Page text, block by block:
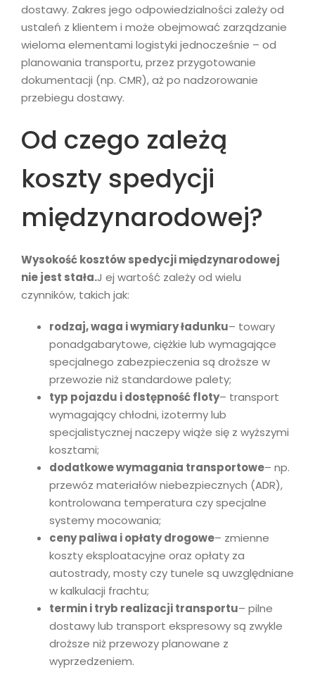
dostawy. Zakres jego odpowiedzialności zależy od
ustaleń z klientem i może obejmować zarządzanie
wieloma elementami logistyki jednocześnie – od
planowania transportu, przez przygotowanie
dokumentacji (np. CMR), aż po nadzorowanie
przebiegu dostawy.
Od czego zależą
koszty spedycji
międzynarodowej?
Wysokość kosztów spedycji międzynarodowej
nie jest stała.J ej wartość zależy od wielu
czynników, takich jak:
rodzaj, waga i wymiary ładunku– towary
ponadgabarytowe, ciężkie lub wymagające
specjalnego zabezpieczenia są droższe w
przewozie niż standardowe palety;
typ pojazdu i dostępność floty– transport
wymagający chłodni, izotermy lub
specjalistycznej naczepy wiąże się z wyższymi
kosztami;
dodatkowe wymagania transportowe– np.
przewóz materiałów niebezpiecznych (ADR),
kontrolowana temperatura czy specjalne
systemy mocowania;
ceny paliwa i opłaty drogowe– zmienne
koszty eksploatacyjne oraz opłaty za
autostrady, mosty czy tunele są uwzględniane
w kalkulacji frachtu;
termin i tryb realizacji transportu– pilne
dostawy lub transport ekspresowy są zwykle
droższe niż przewozy planowane z
wyprzedzeniem.